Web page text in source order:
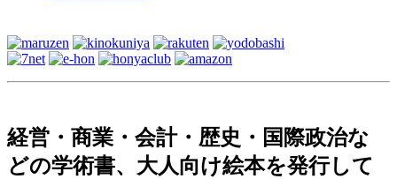
経営・商業・会計・歴史・国際政治な
どの学術書、大人向け絵本を発行して